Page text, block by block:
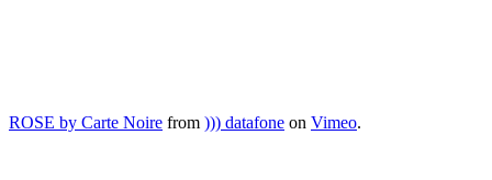
ROSE by Carte Noire from ))) datafone on Vimeo.